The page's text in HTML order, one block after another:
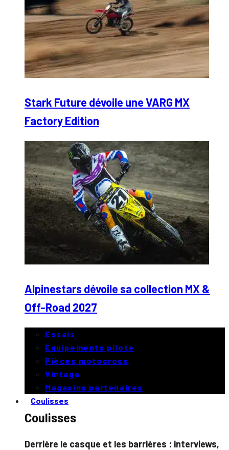
Stark Future dévoile une VARG MX
Factory Edition
Alpinestars dévoile sa collection MX &
Off-Road 2027
Essais
Équipements pilote
Pièces motocross
Vintage
Magasins partenaires
Coulisses
Coulisses
Derrière le casque et les barrières : interviews,